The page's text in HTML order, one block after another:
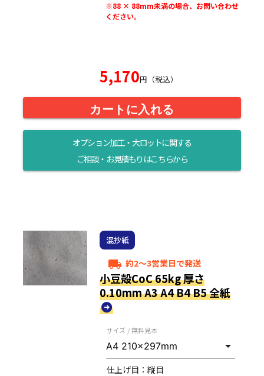
※88 × 88mm未満の場合、お問い合わせ
ください。
5,170円（税込）
カートに入れる
オプション加工・大ロットに関する
ご相談・お見積もりはこちらから
混抄紙
local_shipping 約2～3営業日で発送
小豆殻CoC 65kg 厚さ
0.10mm A3 A4 B4 B5 全紙
サイズ / 無料見本
仕上げ目： 縦目